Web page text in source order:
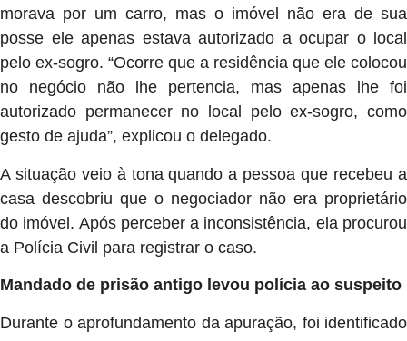
morava por um carro, mas o imóvel não era de sua
posse ele apenas estava autorizado a ocupar o local
pelo ex-sogro. “Ocorre que a residência que ele colocou
no negócio não lhe pertencia, mas apenas lhe foi
autorizado permanecer no local pelo ex-sogro, como
gesto de ajuda”, explicou o delegado.
A situação veio à tona quando a pessoa que recebeu a
casa descobriu que o negociador não era proprietário
do imóvel. Após perceber a inconsistência, ela procurou
a Polícia Civil para registrar o caso.
Mandado de prisão antigo levou polícia ao suspeito
Durante o aprofundamento da apuração, foi identificado